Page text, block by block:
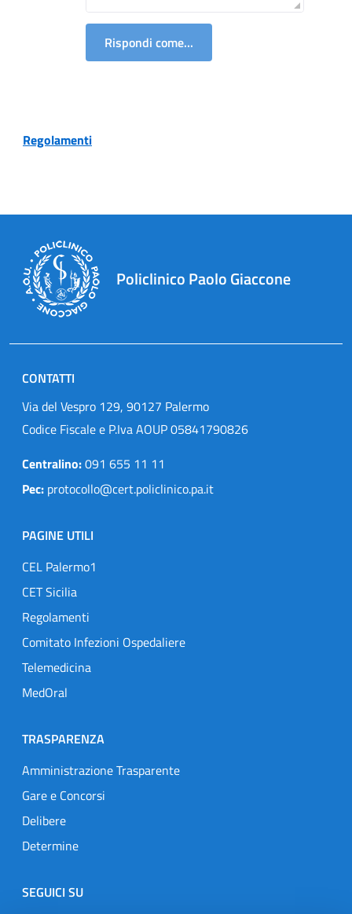
Rispondi come...
Regolamenti
Policlinico Paolo Giaccone
CONTATTI
Via del Vespro 129, 90127 Palermo
Codice Fiscale e P.Iva AOUP 05841790826
Centralino:091 655 11 11
Pec: protocollo@cert.policlinico.pa.it
PAGINE UTILI
CEL Palermo1
CET Sicilia
Regolamenti
Comitato Infezioni Ospedaliere
Telemedicina
MedOral
TRASPARENZA
Amministrazione Trasparente
Gare e Concorsi
Delibere
Determine
SEGUICI SU